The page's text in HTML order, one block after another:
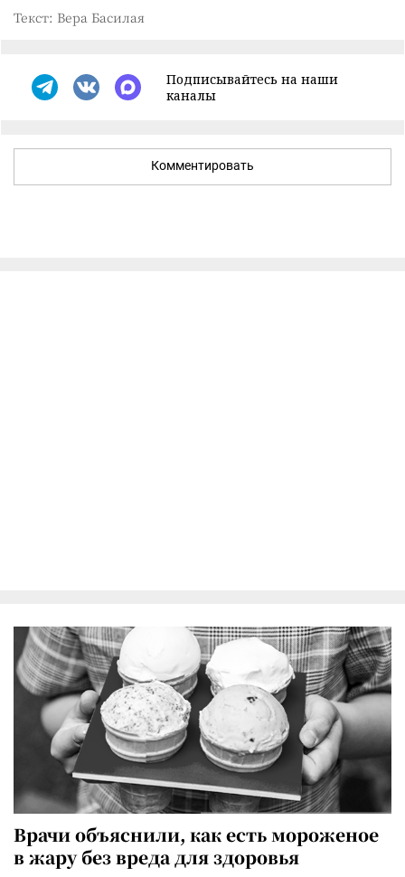
Текст: Вера Басилая
Подписывайтесь на наши
каналы
Комментировать
Врачи объяснили, как есть мороженое
в жару без вреда для здоровья